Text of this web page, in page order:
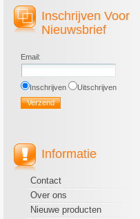
Inschrijven Voor
Nieuwsbrief
Email:
Inschrijven Uitschrijven
Informatie
Contact
Over ons
Nieuwe producten